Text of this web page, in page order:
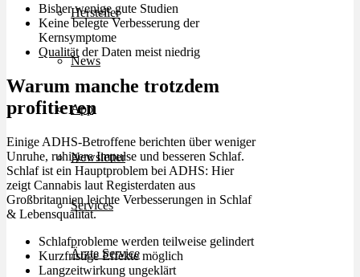
Hersteller
News
App
Newsletter
Services
Ärzte Service
Bisher wenige gute Studien
Keine belegte Verbesserung der
Kernsymptome
Qualität der Daten meist niedrig
Warum manche trotzdem
profitieren
Einige ADHS-Betroffene berichten über weniger
Unruhe, ruhigere Impulse und besseren Schlaf.
Schlaf ist ein Hauptproblem bei ADHS: Hier
zeigt Cannabis laut Registerdaten aus
Großbritannien leichte Verbesserungen in Schlaf
& Lebensqualität.
Schlafprobleme werden teilweise gelindert
Kurzfristige Effekte möglich
Langzeitwirkung ungeklärt